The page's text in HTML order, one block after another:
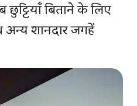
बिताने के लिए
अन्य शानदार जगहें